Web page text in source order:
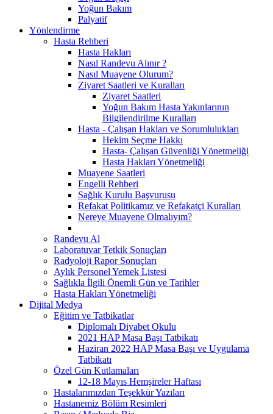
Yoğun Bakım
Palyatif
Yönlendirme
Hasta Rehberi
Hasta Hakları
Nasıl Randevu Alınır ?
Nasıl Muayene Olurum?
Ziyaret Saatleri ve Kuralları
Ziyaret Saatleri
Yoğun Bakım Hasta Yakınlarının
Bilgilendirilme Kuralları
Hasta - Çalışan Hakları ve Sorumlulukları
Hekim Seçme Hakkı
Hasta- Çalışan Güvenliği Yönetmeliği
Hasta Hakları Yönetmeliği
Muayene Saatleri
Engelli Rehberi
Sağlık Kurulu Başvurusu
Refakat Politikamız ve Refakatçi Kuralları
Nereye Muayene Olmalıyım?
Randevu Al
Laboratuvar Tetkik Sonuçları
Radyoloji Rapor Sonuçları
Aylık Personel Yemek Listesi
Sağlıkla İlgili Önemli Gün ve Tarihler
Hasta Hakları Yönetmeliği
Dijital Medya
Eğitim ve Tatbikatlar
Diplomalı Diyabet Okulu
2021 HAP Masa Başı Tatbikatı
Haziran 2022 HAP Masa Başı ve Uygulama
Tatbikatı
Özel Gün Kutlamaları
12-18 Mayıs Hemşireler Haftası
Hastalarımızdan Teşekkür Yazıları
Hastanemiz Bölüm Resimleri